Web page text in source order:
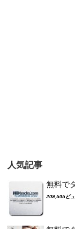
人気記事
無料で
209,505ビ